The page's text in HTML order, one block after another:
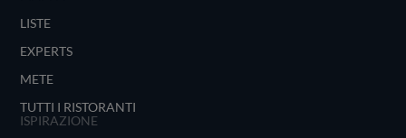
LISTE
EXPERTS
METE
TUTTI I RISTORANTI
ISPIRAZIONE